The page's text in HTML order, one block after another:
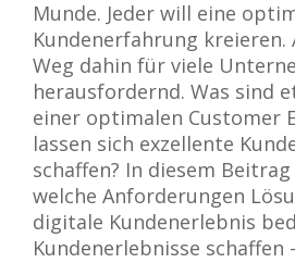
Munde. Jeder will eine
Kundenerfahrung
Weg dahin für viele
herausfordernd. Was sind
einer optimalen Customer
lassen sich exzellente
schaffen? In diesem
welche Anforderungen
digitale Kundenerlebnis
Kundenerlebnisse schaffen